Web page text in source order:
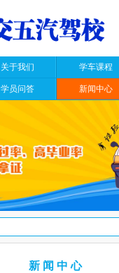
关于我们 学车课程
学员问答 新闻中心
新闻中心